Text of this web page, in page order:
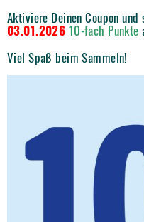
Aktiviere Deinen Coupon
03.01.2026 10-fach Punkte
Viel Spaß beim Sammeln!